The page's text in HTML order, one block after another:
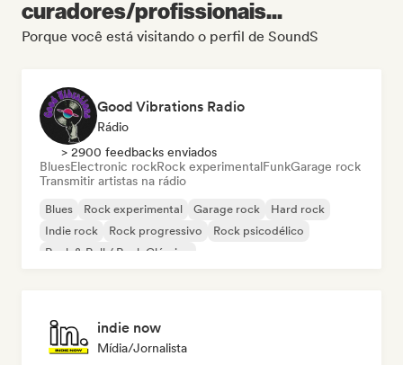
curadores/profissionais...
Porque você está visitando o perfil de SoundS
Good Vibrations Radio
Rádio
> 2900 feedbacks enviados
BluesElectronic rockRock experimentalFunkGarage rock
Transmitir artistas na rádio
Blues Rock experimental Garage rock
Hard rock
Indie rock
Rock progressivo
Rock psicodélico
Rock & Roll / Rock Clássico
indie now
Mídia/Jornalista